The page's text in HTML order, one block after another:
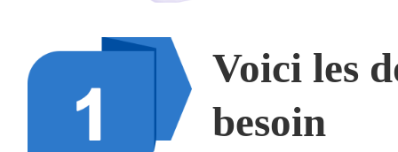
Voici les
besoin